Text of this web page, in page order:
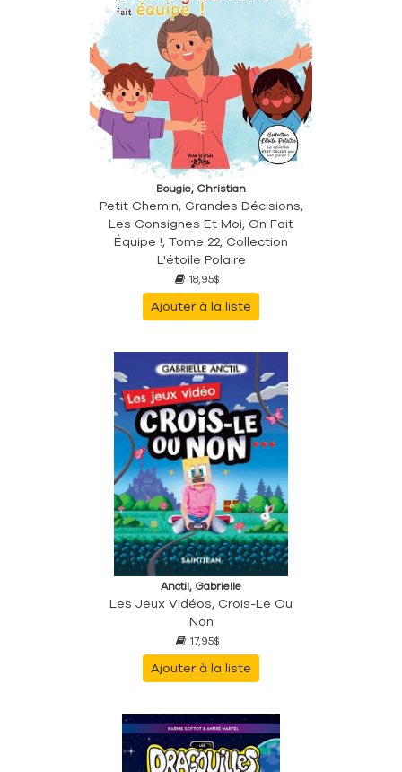
Bougie, Christian
Petit Chemin, Grandes Décisions,
Les Consignes Et Moi, On Fait
Équipe !, Tome 22, Collection
L'étoile Polaire
18,95$
Ajouter à la liste
Anctil, Gabrielle
Les Jeux Vidéos, Crois-Le Ou
Non
17,95$
Ajouter à la liste